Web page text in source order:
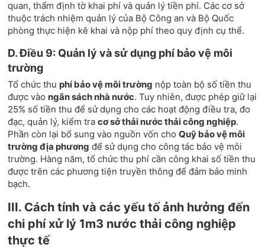
quan, thẩm định tờ khai phí và quản lý tiền phí. Các cơ sở
thuộc trách nhiệm quản lý của Bộ Công an và Bộ Quốc
phòng thực hiện kê khai và nộp phí theo quy định cụ thể.
D. Điều 9: Quản lý và sử dụng phí bảo vệ môi
trường
Tổ chức thu phí bảo vệ môi trường nộp toàn bộ số tiền thu
được vào ngân sách nhà nước. Tuy nhiên, được phép giữ lại
25% số tiền thu để sử dụng cho các hoạt động điều tra, đo
đạc, quản lý, kiểm tracơ sở thải nước thải công nghiệp.
Phần còn lại bổ sung vào nguồn vốn choQuỹ bảo vệ môi
trường địa phương để sử dụng cho công tác bảo vệ môi
trường. Hàng năm, tổ chức thu phí cần công khai số tiền thu
được trên các phương tiện truyền thông để đảm bảo minh
bạch.
III. Cách tính và các yếu tố ảnh hưởng đến
chi phí xử lý 1m3 nước thải công nghiệp
thực tế